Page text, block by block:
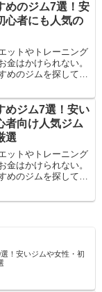
めのジム7選！安
心者にも人気の
ットやトレーニング
金はかけられない。
めのジムを探してい
めジム7選！安い
者向け人気ジム
選
ットやトレーニング
金はかけられない。
めのジムを探してい
！安いジムや女性・初